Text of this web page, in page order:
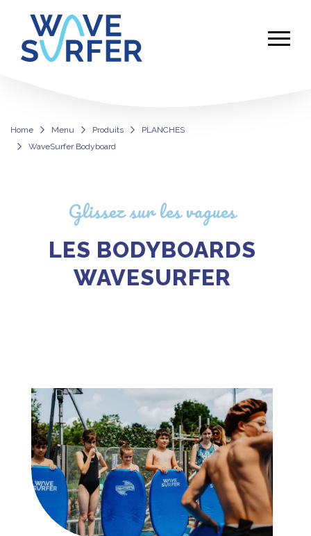
Home Menu Produits
PLANCHES
WaveSurfer Bodyboard
Glissez sur les vagues
LES BODYBOARDS
WAVESURFER